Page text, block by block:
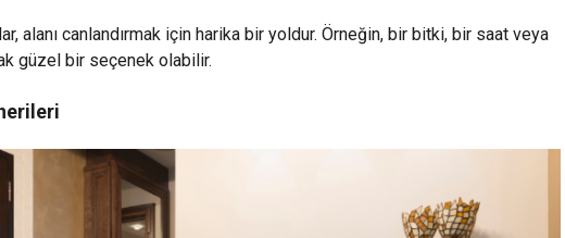
alanı canlandırmak için harika bir yoldur. Örneğin, bir bitki, bir saat veya
güzel bir seçenek olabilir.